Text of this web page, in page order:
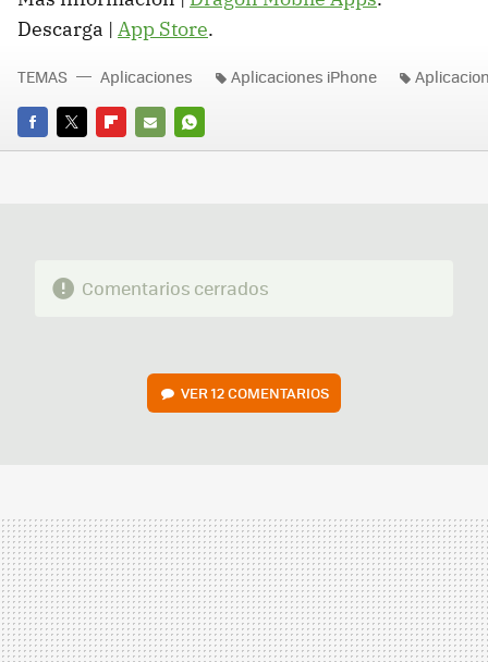
Descarga | App Store.
FACEBOOK
TWITTERFLIPBOARD
E-
WHATSAPP
TEMAS Aplicaciones Aplicaciones iPhone
Comentarios cerrados
VER12 COMENTARIOS